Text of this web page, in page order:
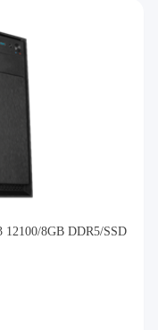
12100/8GB DDR5/SSD